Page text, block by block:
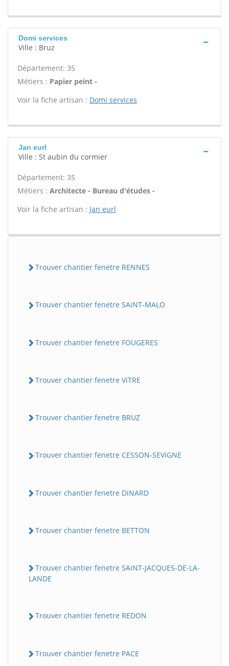
Domi services
Ville : Bruz
Département: 35
Métiers : Papier peint -
Voir la fiche artisan : Domi services
Jan eurl
Ville : St aubin du cormier
Département: 35
Métiers : Architecte - Bureau d'études -
Voir la fiche artisan : Jan eurl
Trouver chantier fenetre RENNES
Trouver chantier fenetre SAiNT-MALO
Trouver chantier fenetre FOUGERES
Trouver chantier fenetre ViTRE
Trouver chantier fenetre BRUZ
Trouver chantier fenetre CESSON-SEViGNE
Trouver chantier fenetre DiNARD
Trouver chantier fenetre BETTON
Trouver chantier fenetre SAiNT-JACQUES-DE-LA-
LANDE
Trouver chantier fenetre REDON
Trouver chantier fenetre PACE